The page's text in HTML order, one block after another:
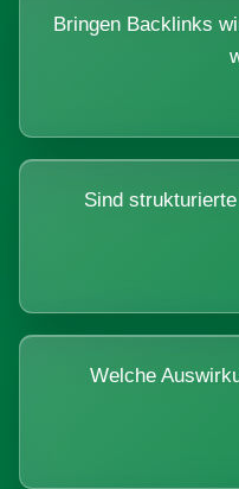
Bringen Backlinks
Sind
Welche